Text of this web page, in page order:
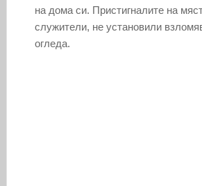
на дома си. Пристигналите на
служители, не установили
огледа.